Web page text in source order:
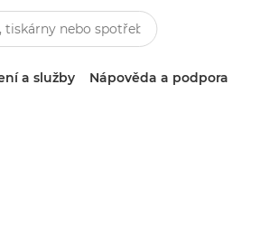
a služby Nápověda a podpora